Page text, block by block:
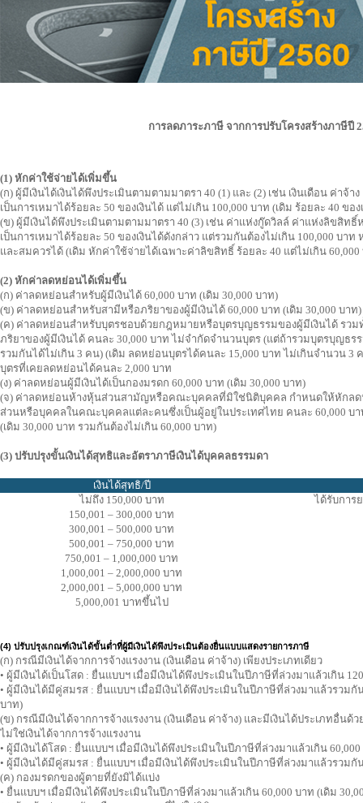
การลดภาระภาษี จากการปรับโครงสร้างภาษีปี
(1) หักค่าใช้จ่ายได้เพิ่มขึ้น
(ก) ผู้มีเงินได้เงินได้พึงประเมินตามตามมาตรา 40 (1) และ (2) เช่น เงินเดือน ค่าจ้
เป็นการเหมาได้ร้อยละ 50 ของเงินได้ แต่ไม่เกิน 100,000 บาท (เดิม ร้อยละ 40 ขอ
(ข) ผู้มีเงินได้พึงประเมินตามตามมาตรา 40 (3) เช่น ค่าแห่งกู๊ดวิลล์ ค่าแห่งลิขสิท
เป็นการเหมาได้ร้อยละ 50 ของเงินได้ดังกล่าว แต่รวมกันต้องไม่เกิน 100,000 บา
และสมควรได้ (เดิม หักค่าใช้จ่ายได้เฉพาะค่าลิขสิทธิ์ ร้อยละ 40 แต่ไม่เกิน 60,000
(2) หักค่าลดหย่อนได้เพิ่มขึ้น
(ก) ค่าลดหย่อนสำหรับผู้มีเงินได้ 60,000 บาท (เดิม 30,000 บาท)
(ข) ค่าลดหย่อนสำหรับสามีหรือภริยาของผู้มีเงินได้ 60,000 บาท (เดิม 30,000 บาท)
(ค) ค่าลดหย่อนสำหรับบุตรชอบด้วยกฎหมายหรือบุตรบุญธรรมของผู้มีเงินได้ รว
ภริยาของผู้มีเงินได้ คนละ 30,000 บาท ไม่จำกัดจำนวนบุตร (แต่ถ้ารวมบุตรบุญธ
รวมกันได้ไม่เกิน 3 คน) (เดิม ลดหย่อนบุตรได้คนละ 15,000 บาท ไม่เกินจำนวน 3
บุตรที่เคยลดหย่อนได้คนละ 2,000 บาท
(ง) ค่าลดหย่อนผู้มีเงินได้เป็นกองมรดก 60,000 บาท (เดิม 30,000 บาท)
(จ) ค่าลดหย่อนห้างหุ้นส่วนสามัญหรือคณะบุคคลที่มิใช่นิติบุคคล กำหนดให้หักลด
ส่วนหรือบุคคลในคณะบุคคลแต่ละคนซึ่งเป็นผู้อยู่ในประเทศไทย คนละ 60,000 บา
(เดิม 30,000 บาท รวมกันต้องไม่เกิน 60,000 บาท)
(3) ปรับปรุงขั้นเงินได้สุทธิและอัตราภาษีเงินได้บุคคลธรรมดา
เงินได้สุทธิ/ปี
ไม่ถึง 150,000 บาท
ได้รับการ
150,001 – 300,000 บาท
300,001 – 500,000 บาท
500,001 – 750,000 บาท
750,001 – 1,000,000 บาท
1,000,001 – 2,000,000 บาท
2,000,001 – 5,000,000 บาท
5,000,001 บาทขึ้นไป
(4) ปรับปรุงเกณฑ์เงินได้ขั้นต่ำที่ผู้มีเงินได้พึงประเมินต้องยื่นแบบแสดงรายการภาษี
(ก) กรณีมีเงินได้จากการจ้างแรงงาน (เงินเดือน ค่าจ้าง) เพียงประเภทเดียว
• ผู้มีเงินได้เป็นโสด : ยื่นแบบฯ เมื่อมีเงินได้พึงประเมินในปีภาษีที่ล่วงมาแล้วเกิน
• ผู้มีเงินได้มีคู่สมรส : ยื่นแบบฯ เมื่อมีเงินได้พึงประเมินในปีภาษีที่ล่วงมาแล้วรวมกัน
บาท)
(ข) กรณีมีเงินได้จากการจ้างแรงงาน (เงินเดือน ค่าจ้าง) และมีเงินได้ประเภทอื่นด้
ไม่ใช่เงินได้จากการจ้างแรงงาน
• ผู้มีเงินได้โสด : ยื่นแบบฯ เมื่อมีเงินได้พึงประเมินในปีภาษีที่ล่วงมาแล้วเกิน 60,000
• ผู้มีเงินได้มีคู่สมรส : ยื่นแบบฯ เมื่อมีเงินได้พึงประเมินในปีภาษีที่ล่วงมาแล้วรวมกัน
(ค) กองมรดกของผู้ตายที่ยังมิได้แบ่ง
• ยื่นแบบฯ เมื่อมีเงินได้พึงประเมินในปีภาษีที่ล่วงมาแล้วเกิน 60,000 บาท (เดิม